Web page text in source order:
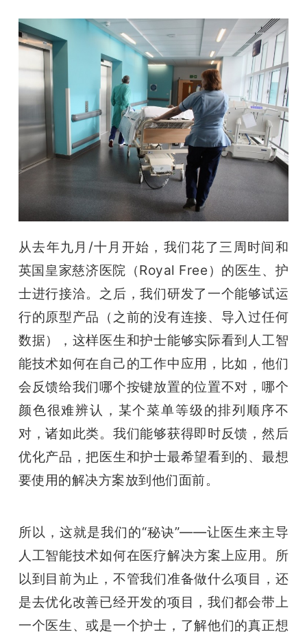
从去年九月/十月开始，我们花了三周时间和
英国皇家慈济医院（Royal Free）的医生、护
士进行接洽。之后，我们研发了一个能够试运
行的原型产品（之前的没有连接、导入过任何
数据），这样医生和护士能够实际看到人工智
能技术如何在自己的工作中应用，比如，他们
会反馈给我们哪个按键放置的位置不对，哪个
颜色很难辨认，某个菜单等级的排列顺序不
对，诸如此类。我们能够获得即时反馈，然后
优化产品，把医生和护士最希望看到的、最想
要使用的解决方案放到他们面前。
所以，这就是我们的“秘诀”——让医生来主导
人工智能技术如何在医疗解决方案上应用。所
以到目前为止，不管我们准备做什么项目，还
是去优化改善已经开发的项目，我们都会带上
一个医生、或是一个护士，了解他们的真正想